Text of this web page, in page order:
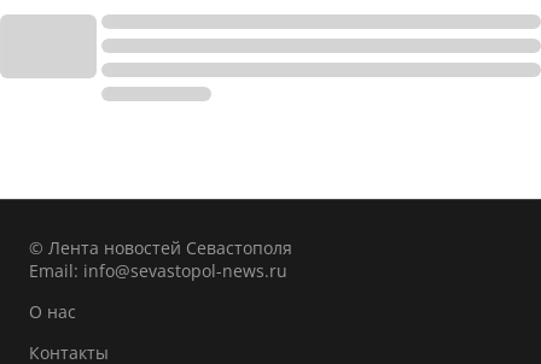
© Лента новостей Севастополя
Email: info@sevastopol-news.ru
О нас
Контакты